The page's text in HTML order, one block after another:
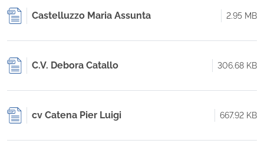
Castelluzzo Maria Assunta 2.95 MB
C.V. Debora Catallo 306.68 KB
cv Catena Pier Luigi 667.92 KB